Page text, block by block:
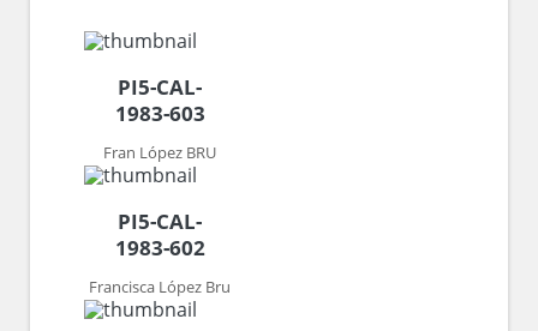
PI5-CAL-
1983-603
Fran López BRU
PI5-CAL-
1983-602
Francisca López Bru